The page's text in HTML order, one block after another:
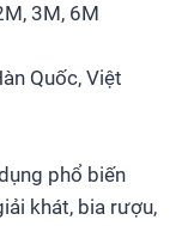
3M, 6M
Quốc, Việt
phổ biến
khát, bia rượu,